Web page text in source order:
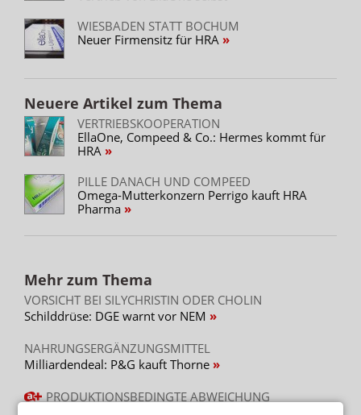
WIESBADEN STATT BOCHUM
Neuer Firmensitz für HRA
Neuere Artikel zum Thema
VERTRIEBSKOOPERATION
EllaOne, Compeed & Co.: Hermes kommt für
HRA
PILLE DANACH UND COMPEED
Omega-Mutterkonzern Perrigo kauft HRA
Pharma
Mehr zum Thema
VORSICHT BEI SILYCHRISTIN ODER CHOLIN
Schilddrüse: DGE warnt vor NEM
NAHRUNGSERGÄNZUNGSMITTEL
Milliardendeal: P&G kauft Thorne
PRODUKTIONSBEDINGTE ABWEICHUNG